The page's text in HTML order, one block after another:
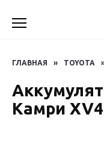
ГЛАВНАЯ » TOYOTA
Камри